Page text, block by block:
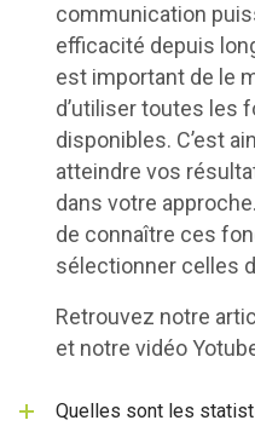
communication
efficacité depuis
est important de le
d’utiliser toutes les
disponibles. C’est
atteindre vos
dans votre
de connaître ces
sélectionner celles
Retrouvez notre
et notre vidéo
Quelles sont les